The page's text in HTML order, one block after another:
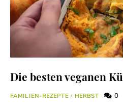
Die besten veganen
FAMILIEN-REZEPTE / HERBST 0